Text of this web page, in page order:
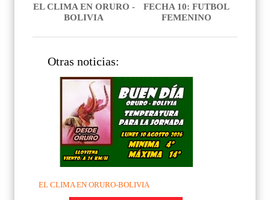
FECHA 10: FUTBOL
FEMENINO
EL CLIMA EN ORURO -
BOLIVIA
Otras noticias:
EL CLIMA EN ORURO-BOLIVIA